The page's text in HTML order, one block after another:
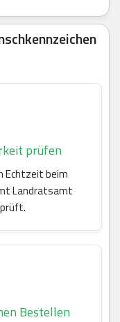
prüfen
Echtzeit beim
Landratsamt
Bestellen